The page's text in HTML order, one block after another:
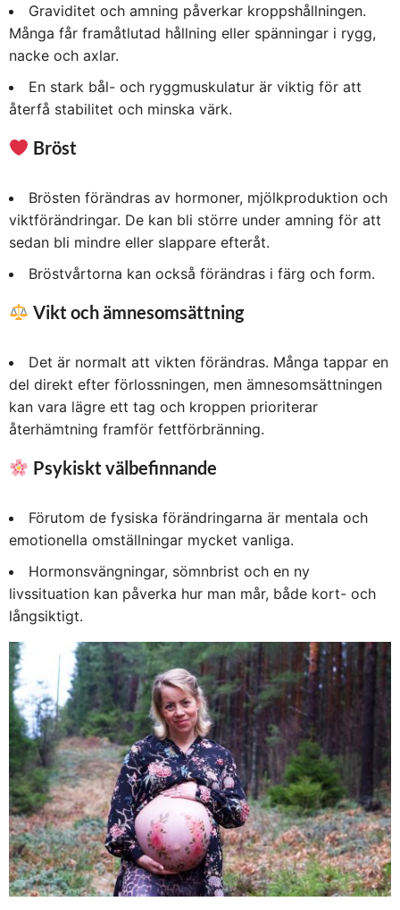
Graviditet och amning påverkar kroppshållningen.
Många får framåtlutad hållning eller spänningar i rygg,
nacke och axlar.
En stark bål- och ryggmuskulatur är viktig för att
återfå stabilitet och minska värk.
Bröst
Brösten förändras av hormoner, mjölkproduktion och
viktförändringar. De kan bli större under amning för att
sedan bli mindre eller slappare efteråt.
Bröstvårtorna kan också förändras i färg och form.
Vikt och ämnesomsättning
Det är normalt att vikten förändras. Många tappar en
del direkt efter förlossningen, men ämnesomsättningen
kan vara lägre ett tag och kroppen prioriterar
återhämtning framför fettförbränning.
Psykiskt välbefinnande
Förutom de fysiska förändringarna är mentala och
emotionella omställningar mycket vanliga.
Hormonsvängningar, sömnbrist och en ny
livssituation kan påverka hur man mår, både kort- och
långsiktigt.